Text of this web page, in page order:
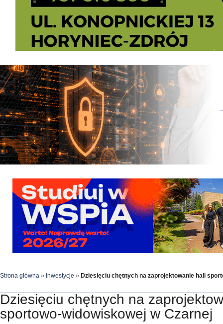
Strona główna » Inwestycje » Dziesięciu chętnych na zaprojektowanie hali
Dziesięciu chętnych na
sportowo-widowiskowej w Czarnej